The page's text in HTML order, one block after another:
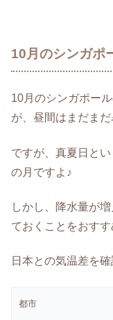
10月のシンガポ
10月のシンガポー
が、昼間はまだまだ
ですが、真夏日と
の月ですよ♪
しかし、降水量が
ておくことをおすす
日本との気温差を
都市